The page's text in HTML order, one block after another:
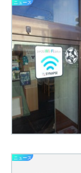
ニュース
ニュース